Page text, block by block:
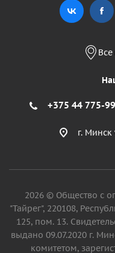
+375 44 775-
г. Минск
2026 © Общество с
"Тайрег", 220108,
125, пом. 13.
выдано 09.07.2020 г.
комитетом,